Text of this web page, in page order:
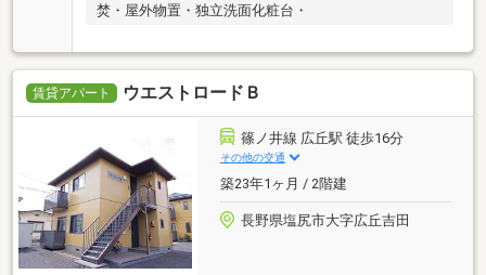
焚・屋外物置・独立洗面化粧台・
賃貸アパート ウエストロードＢ
篠ノ井線 広丘駅 徒歩16分
その他の交通
築23年1ヶ月 / 2階建
長野県塩尻市大字広丘吉田